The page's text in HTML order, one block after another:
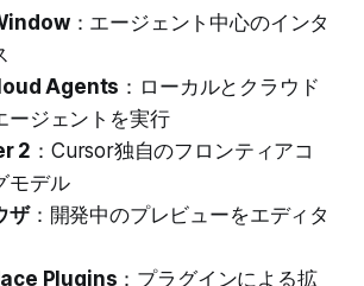
：エージェント中心のインタ
Agents ：ローカルとクラウド
ージェントを実行
2 ：Cursor独自のフロンティアコ
モデル
ザ：開発中のプレビューをエディタ
Plugins ：プラグインによる拡